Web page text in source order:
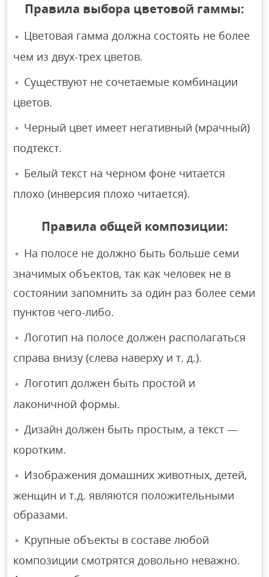
Правила выбора цветовой гаммы:
Цветовая гамма должна состоять не более
чем из двух-трех цветов.
Существуют не сочетаемые комбинации
цветов.
Черный цвет имеет негативный (мрачный)
подтекст.
Белый текст на черном фоне читается
плохо (инверсия плохо читается).
Правила общей композиции:
На полосе не должно быть больше семи
значимых объектов, так как человек не в
состоянии запомнить за один раз более семи
пунктов чего-либо.
Логотип на полосе должен располагаться
справа внизу (слева наверху и т. д.).
Логотип должен быть простой и
лаконичной формы.
Дизайн должен быть простым, а текст —
коротким.
Изображения домашних животных, детей,
женщин и т.д. являются положительными
образами.
Крупные объекты в составе любой
композиции смотрятся довольно неважно.